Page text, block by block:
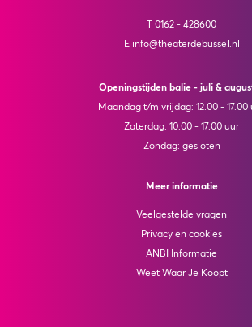
T 0162 - 428600
E info@theaterdebussel.nl
Openingstijden balie - juli &
Maandag t/m vrijdag: 12.00 - 17.00
Zaterdag: 10.00 - 17.00 uur
Zondag: gesloten
Meer informatie
Veelgestelde vragen
Privacy en cookies
ANBI Informatie
Weet Waar Je Koopt